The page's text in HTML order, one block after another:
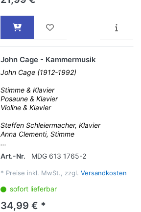
John Cage - Kammermusik
John Cage (1912-1992)
Stimme & Klavier
Posaune & Klavier
Violine & Klavier
Steffen Schleiermacher, Klavier
Anna Clementi, Stimme
...
Art.-Nr.
MDG 613 1765-2
* Preise inkl. MwSt., zzgl. Versandkosten
sofort lieferbar
34,99 € *